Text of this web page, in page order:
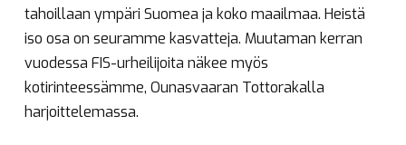
tahoillaan ympäri Suomea ja koko maailmaa. Heistä
iso osa on seuramme kasvatteja. Muutaman kerran
vuodessa FIS-urheilijoita näkee myös
kotirinteessämme, Ounasvaaran Tottorakalla
harjoittelemassa.